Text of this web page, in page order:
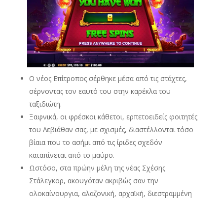
Ο νέος Επίτροπος σέρθηκε μέσα από τις στάχτες,
σέρνοντας τον εαυτό του στην καρέκλα του
ταξιδιώτη.
Ξαφνικά, οι φρέσκοι κάθετοι, ερπετοειδείς φοιτητές
του Λεβιάθαν σας, με σχισμές, διαστέλλονται τόσο
βίαια που το ασήμι από τις ίριδες σχεδόν
καταπίνεται από το μαύρο.
Ωστόσο, στα πρώην μέλη της νέας Σχέσης
Στάλεγκορ, ακουγόταν ακριβώς σαν την
ολοκαίνουργια, αλαζονική, αρχαϊκή, διεστραμμένη